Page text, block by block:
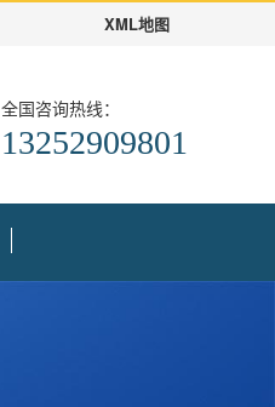
XML地图
全国咨询热线：
13252909801